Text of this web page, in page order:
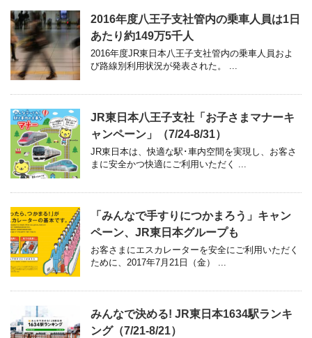
2016年度八王子支社管内の乗車人員は1日
あたり約149万5千人
2016年度JR東日本八王子支社管内の乗車人員およ
び路線別利用状況が発表された。 ...
JR東日本八王子支社「お子さまマナーキ
ャンペーン」（7/24-8/31）
JR東日本は、快適な駅･車内空間を実現し、お客さ
まに安全かつ快適にご利用いただく ...
「みんなで手すりにつかまろう」キャン
ペーン、JR東日本グループも
お客さまにエスカレーターを安全にご利用いただく
ために、2017年7月21日（金） ...
みんなで決める! JR東日本1634駅ランキ
ング（7/21-8/21）